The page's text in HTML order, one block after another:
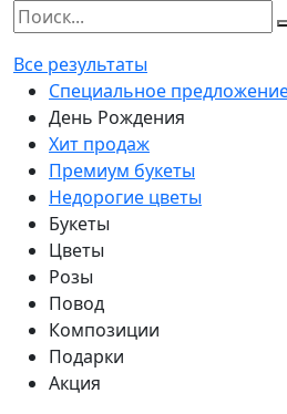
Все результаты
Специальное
День Рождения
Хит продаж
Премиум букеты
Недорогие цветы
Букеты
Цветы
Розы
Повод
Композиции
Подарки
Акция